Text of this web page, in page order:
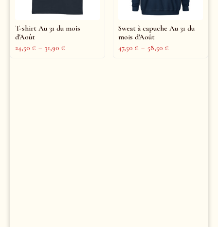
T-shirt Au 31 du mois
d'Août
24,50 € – 31,90 €
Sweat à capuche Au 31 du
mois d'Août
47,50 € – 58,50 €